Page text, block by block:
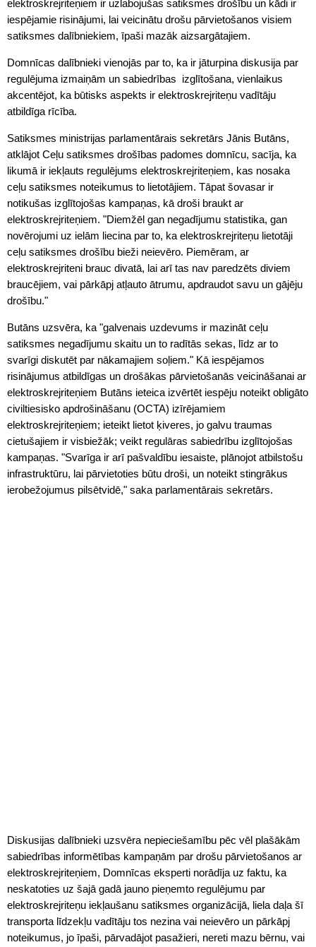
elektroskrejriteņiem ir uzlabojušas satiksmes drošību un kādi ir
iespējamie risinājumi, lai veicinātu drošu pārvietošanos visiem
satiksmes dalībniekiem, īpaši mazāk aizsargātajiem.
Domnīcas dalībnieki vienojās par to, ka ir jāturpina diskusija par
regulējuma izmaiņām un sabiedrības izglītošana, vienlaikus
akcentējot, ka būtisks aspekts ir elektroskrejriteņu vadītāju
atbildīga rīcība.
Satiksmes ministrijas parlamentārais sekretārs Jānis Butāns,
atklājot Ceļu satiksmes drošības padomes domnīcu, sacīja, ka
likumā ir iekļauts regulējums elektroskrejriteņiem, kas nosaka
ceļu satiksmes noteikumus to lietotājiem. Tāpat šovasar ir
notikušas izglītojošas kampaņas, kā droši braukt ar
elektroskrejriteņiem. "Diemžēl gan negadījumu statistika, gan
novērojumi uz ielām liecina par to, ka elektroskrejriteņu lietotāji
ceļu satiksmes drošību bieži neievēro. Piemēram, ar
elektroskrejriteni brauc divatā, lai arī tas nav paredzēts diviem
braucējiem, vai pārkāpj atļauto ātrumu, apdraudot savu un gājēju
drošību."
Butāns uzsvēra, ka "galvenais uzdevums ir mazināt ceļu
satiksmes negadījumu skaitu un to radītās sekas, līdz ar to
svarīgi diskutēt par nākamajiem soļiem." Kā iespējamos
risinājumus atbildīgas un drošākas pārvietošanās veicināšanai ar
elektroskrejriteņiem Butāns ieteica izvērtēt iespēju noteikt obligāto
civiltiesisko apdrošināšanu (OCTA) izīrējamiem
elektroskrejriteņiem; ieteikt lietot ķiveres, jo galvu traumas
cietušajiem ir visbiežāk; veikt regulāras sabiedrību izglītojošas
kampaņas. "Svarīga ir arī pašvaldību iesaiste, plānojot atbilstošu
infrastruktūru, lai pārvietoties būtu droši, un noteikt stingrākus
ierobežojumus pilsētvidē," saka parlamentārais sekretārs.
Diskusijas dalībnieki uzsvēra nepieciešamību pēc vēl plašākām
sabiedrības informētības kampaņām par drošu pārvietošanos ar
elektroskrejriteņiem, Domnīcas eksperti norādīja uz faktu, ka
neskatoties uz šajā gadā jauno pieņemto regulējumu par
elektroskrejriteņu iekļaušanu satiksmes organizācijā, liela daļa šī
transporta līdzekļu vadītāju tos nezina vai neievēro un pārkāpj
noteikumus, jo īpaši, pārvadājot pasažieri, nereti mazu bērnu, vai